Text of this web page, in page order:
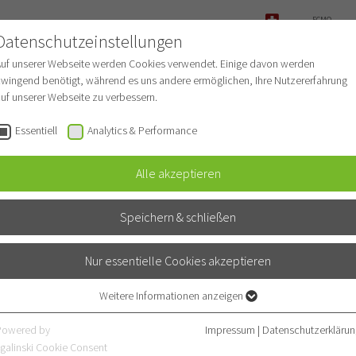
ECMO-
Patienten Für Ärzte
unserer Webseite werden Cookies verwendet. Einige davon werden
benötigt, während es uns andere ermöglichen, Ihre Nutzererfahrung
unserer Webseite zu verbessern.
Essentiell Analytics & Performance
Alle akzeptieren
Speichern & schließen
Nur essentielle Cookies akzeptieren
Essentielle Cookies werden für grundlegende Funktionen der Webseite
benötigt. Dadurch ist gewährleistet, dass die Webseite einwandfrei
Weitere Informationen anzeigen
by
Cookie Consent
Impressum |